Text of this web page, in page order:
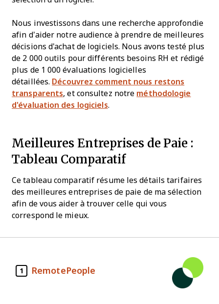
Nous investissons dans une recherche approfondie
afin d’aider notre audience à prendre de meilleures
décisions d'achat de logiciels. Nous avons testé plus
de 2 000 outils pour différents besoins RH et rédigé
plus de 1 000 évaluations logicielles
détaillées. Découvrez comment nous restons
transparents, et consultez notre méthodologie
d'évaluation des logiciels.
Meilleures Entreprises de Paie :
Tableau Comparatif
Ce tableau comparatif résume les détails tarifaires
des meilleures entreprises de paie de ma sélection
afin de vous aider à trouver celle qui vous
correspond le mieux.
1 RemotePeople